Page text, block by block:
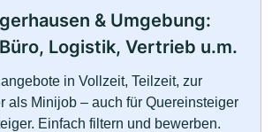
& Umgebung:
Logistik, Vertrieb u.m.
in Vollzeit, Teilzeit, zur
als Minijob – auch für Quereinsteiger
Einfach filtern und bewerben.